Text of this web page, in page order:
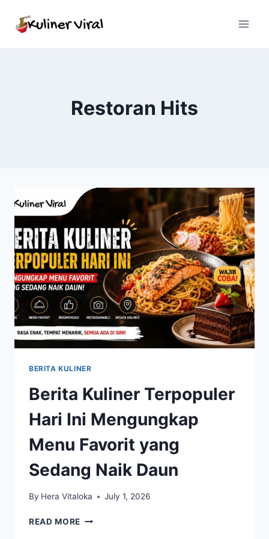
Restoran Hits
BERITA KULINER
Berita Kuliner Terpopuler
Hari Ini Mengungkap
Menu Favorit yang
Sedang Naik Daun
By Hera Vitaloka July 1, 2026
READ MORE BERITA